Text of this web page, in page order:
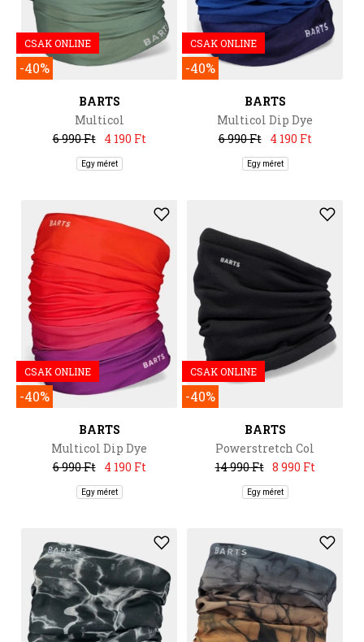
CSAK ONLINE
-40%
BARTS
Multicol
6 990 Ft
4 190 Ft
Egy méret
CSAK ONLINE
-40%
BARTS
Multicol Dip Dye
6 990 Ft
4 190 Ft
Egy méret
CSAK ONLINE
-40%
BARTS
Multicol Dip Dye
6 990 Ft
4 190 Ft
Egy méret
CSAK ONLINE
-40%
BARTS
Powerstretch Col
14 990 Ft 8 990 Ft
Egy méret